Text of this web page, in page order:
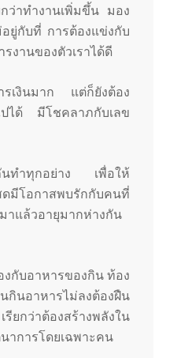
ว่าทำงานเพิ่มขึ้น มอง
ยู่กับที่ การต้องแข่งกับ
งานของตัวเราได้ดี
เงินมาก แต่ก็ยังต้อง
ปได้ มีโชคลาภกับเลข
ทำทุกอย่าง เพื่อให้
มีโอกาสพบรักกับคนที่
าแล้วอายุมากห่างกัน
งกับอาหารของกิน ท้อง
นอาหารไม่ลงต้องฝืน
ยกว่าต้องสร้างพลังใน
าการโดยเฉพาะคน